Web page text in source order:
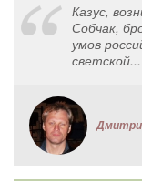
Казус,
Собчак,
умов
светской...